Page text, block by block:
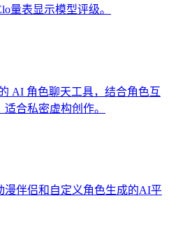
量表显示模型评级。
AI 角色聊天工具，结合角色互
合私密虚构创作。
漫伴侣和自定义角色生成的AI平